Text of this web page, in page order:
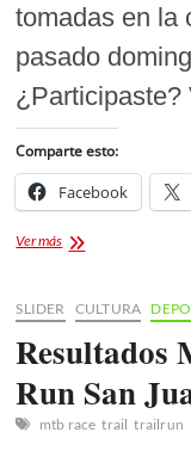
tomadas en la
pasado
Comparte esto:
Facebook
Ver másFOTOGALERÍA
vs
Trail
Run
SLIDER CULTURA
Resultados
Run San
mtb race trail trailrun